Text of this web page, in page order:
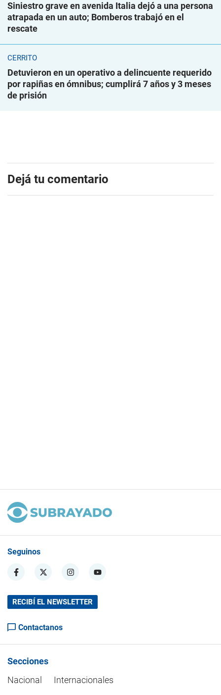
Siniestro grave en avenida Italia dejó a una persona
atrapada en un auto; Bomberos trabajó en el
rescate
CERRITO
Detuvieron en un operativo a delincuente requerido
por rapiñas en ómnibus; cumplirá 7 años y 3 meses
de prisión
Dejá tu comentario
Seguinos
RECIBÍ EL NEWSLETTER
Contactanos
Secciones
Nacional
Internacionales